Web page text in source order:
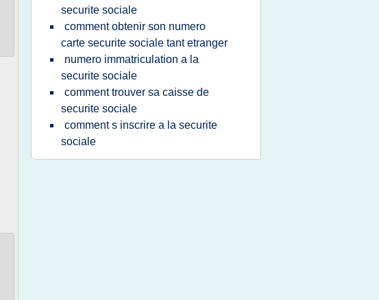
securite sociale
comment obtenir son numero
carte securite sociale tant etranger
numero immatriculation a la
securite sociale
comment trouver sa caisse de
securite sociale
comment s inscrire a la securite
sociale